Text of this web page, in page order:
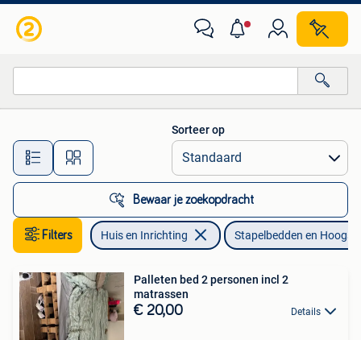
Alle afstanden…
Sorteer op
Bewaar je zoekopdracht
Filters Huis en Inrichting Stapelbedden en
Palleten bed 2 personen incl 2
matrassen
€ 20,00 Details